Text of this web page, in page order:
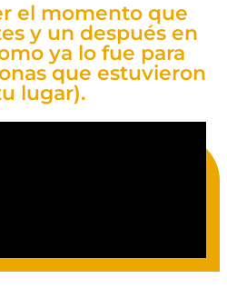
el momento que
y un después en
ya lo fue para
que estuvieron
lugar).